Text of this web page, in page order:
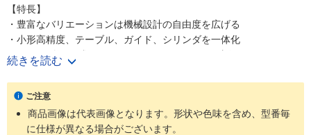
【特長】
・豊富なバリエーションは機械設計の自由度を広げる
・小形高精度、テーブル、ガイド、シリンダを一体化
・シリンダ径6種類Φ4.5、6、8、10、12、20（直径4.5、6、8、
10、12、20mm）
・精密に長さを測定可能なストロークセンサも選択可能
【用途】
・あらゆる業界の空気圧機器や生産ラインに対応
続きを読む
ご注意
商品画像は代表画像となります。形状や色味を含め、型番毎
に仕様が異なる場合がございます。